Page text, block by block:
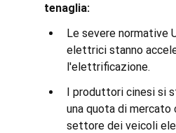
tenaglia:
Le severe normative
elettrici stanno
l'elettrificazione.
I produttori cinesi si
una quota di mercato
settore dei veicoli